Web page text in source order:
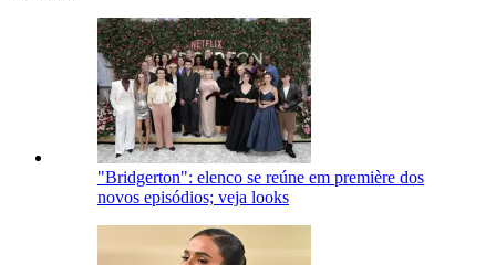
"Bridgerton": elenco se reúne em première dos
novos episódios; veja looks